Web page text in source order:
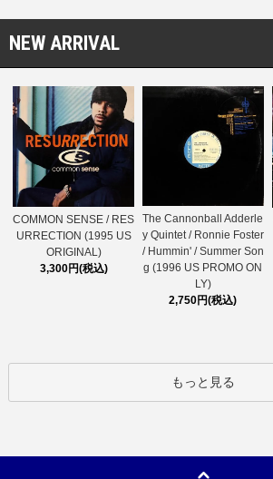
NEW ARRIVAL
COMMON SENSE / RES
URRECTION (1995 US
ORIGINAL)
3,300円(税込)
The Cannonball Adderle
y Quintet / Ronnie Foster
/ Hummin' / Summer Son
g (1996 US PROMO ON
LY)
2,750円(税込)
もっと見る